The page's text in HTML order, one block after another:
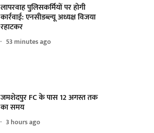
लापरवाह पुलिसकर्मियों पर होगी
कार्रवाई: एनसीडब्ल्यू अध्यक्ष विजया
रहाटकर
53 minutes ago
जमशेदपुर FC के पास 12 अगस्त तक
का समय
3 hours ago